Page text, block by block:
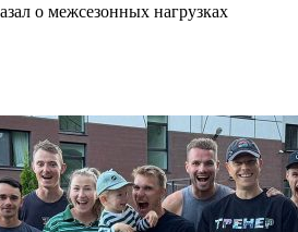
о межсезонных нагрузках